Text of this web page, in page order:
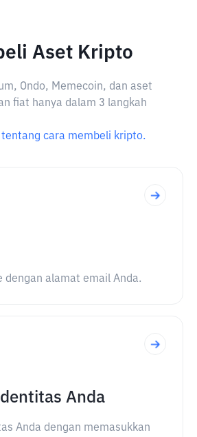
Aset Kripto
Ondo, Memecoin, dan aset
fiat hanya dalam 3 langkah
cara membeli kripto.
dengan alamat email Anda.
Anda
Anda dengan memasukkan